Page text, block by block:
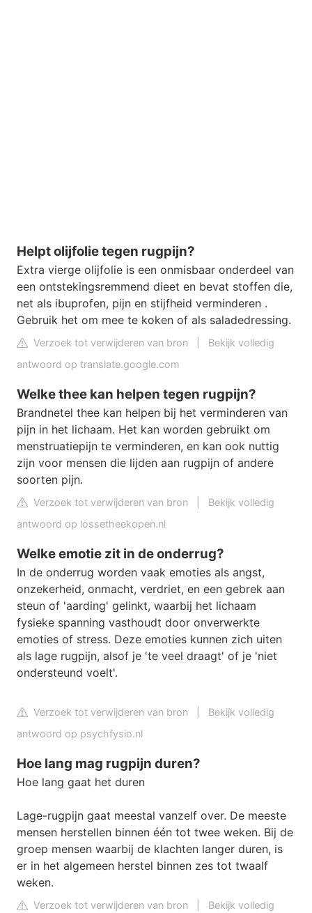
Helpt olijfolie tegen rugpijn?
Extra vierge olijfolie is een onmisbaar onderdeel van
een ontstekingsremmend dieet en bevat stoffen die,
net als ibuprofen, pijn en stijfheid verminderen .
Gebruik het om mee te koken of als saladedressing.
Verzoek tot verwijderen van bron
Bekijk volledig
antwoord op translate.google.com
Welke thee kan helpen tegen rugpijn?
Brandnetel thee kan helpen bij het verminderen van
pijn in het lichaam. Het kan worden gebruikt om
menstruatiepijn te verminderen, en kan ook nuttig
zijn voor mensen die lijden aan rugpijn of andere
soorten pijn.
Verzoek tot verwijderen van bron
Bekijk volledig
antwoord op lossetheekopen.nl
Welke emotie zit in de onderrug?
In de onderrug worden vaak emoties als angst,
onzekerheid, onmacht, verdriet, en een gebrek aan
steun of 'aarding' gelinkt, waarbij het lichaam
fysieke spanning vasthoudt door onverwerkte
emoties of stress. Deze emoties kunnen zich uiten
als lage rugpijn, alsof je 'te veel draagt' of je 'niet
ondersteund voelt'.
Verzoek tot verwijderen van bron
Bekijk volledig
antwoord op psychfysio.nl
Hoe lang mag rugpijn duren?
Hoe lang gaat het duren
Lage-rugpijn gaat meestal vanzelf over. De meeste
mensen herstellen binnen één tot twee weken. Bij de
groep mensen waarbij de klachten langer duren, is
er in het algemeen herstel binnen zes tot twaalf
weken.
Verzoek tot verwijderen van bron
Bekijk volledig